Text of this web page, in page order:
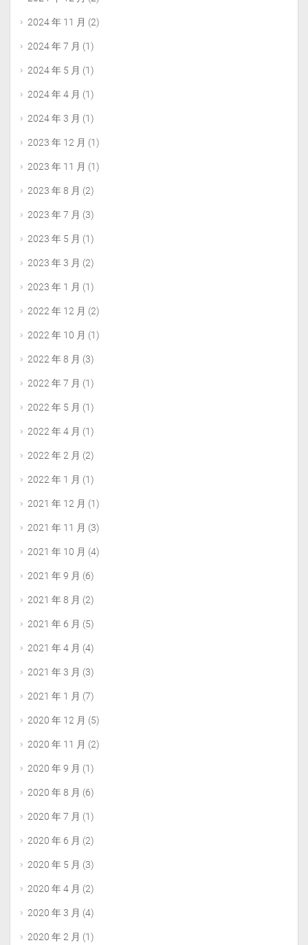
2024 年 11 月 (2)
2024 年 7 月 (1)
2024 年 5 月 (1)
2024 年 4 月 (1)
2024 年 3 月 (1)
2023 年 12 月 (1)
2023 年 11 月 (1)
2023 年 8 月 (2)
2023 年 7 月 (3)
2023 年 5 月 (1)
2023 年 3 月 (2)
2023 年 1 月 (1)
2022 年 12 月 (2)
2022 年 10 月 (1)
2022 年 8 月 (3)
2022 年 7 月 (1)
2022 年 5 月 (1)
2022 年 4 月 (1)
2022 年 2 月 (2)
2022 年 1 月 (1)
2021 年 12 月 (1)
2021 年 11 月 (3)
2021 年 10 月 (4)
2021 年 9 月 (6)
2021 年 8 月 (2)
2021 年 6 月 (5)
2021 年 4 月 (4)
2021 年 3 月 (3)
2021 年 1 月 (7)
2020 年 12 月 (5)
2020 年 11 月 (2)
2020 年 9 月 (1)
2020 年 8 月 (6)
2020 年 7 月 (1)
2020 年 6 月 (2)
2020 年 5 月 (3)
2020 年 4 月 (2)
2020 年 3 月 (4)
2020 年 2 月 (1)